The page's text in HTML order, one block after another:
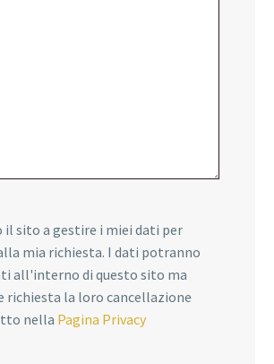
il sito a gestire i miei dati per
mia richiesta. I dati potranno
all'interno di questo sito ma
richiesta la loro cancellazione
nella Pagina Privacy